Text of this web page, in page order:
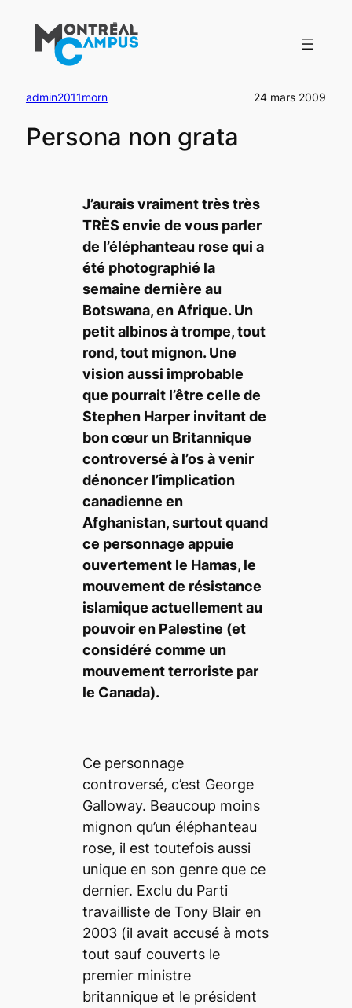
contenu
admin2011morn 24 mars 2009
Persona non grata
J’aurais vraiment très très
TRÈS envie de vous parler
de l’éléphanteau rose qui a
été photographié la
semaine dernière au
Botswana, en Afrique. Un
petit albinos à trompe, tout
rond, tout mignon. Une
vision aussi improbable
que pourrait l’être celle de
Stephen Harper invitant de
bon cœur un Britannique
controversé à l’os à venir
dénoncer l’implication
canadienne en
Afghanistan, surtout quand
ce personnage appuie
ouvertement le Hamas, le
mouvement de résistance
islamique actuellement au
pouvoir en Palestine (et
considéré comme un
mouvement terroriste par
le Canada).
Ce personnage
controversé, c’est George
Galloway. Beaucoup moins
mignon qu’un éléphanteau
rose, il est toutefois aussi
unique en son genre que ce
dernier. Exclu du Parti
travailliste de Tony Blair en
2003 (il avait accusé à mots
tout sauf couverts le
premier ministre
britannique et le président